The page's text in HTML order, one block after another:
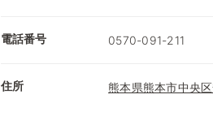
電話番号 0570-091-211
住所 熊本県熊本市中央